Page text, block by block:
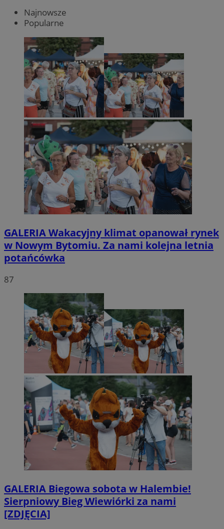
Najnowsze
Popularne
GALERIAWakacyjny klimat opanował rynek
w Nowym Bytomiu. Za nami kolejna letnia
potańcówka
87
GALERIA Biegowa sobota w Halembie!
Sierpniowy Bieg Wiewiórki za nami
[ZDJĘCIA]